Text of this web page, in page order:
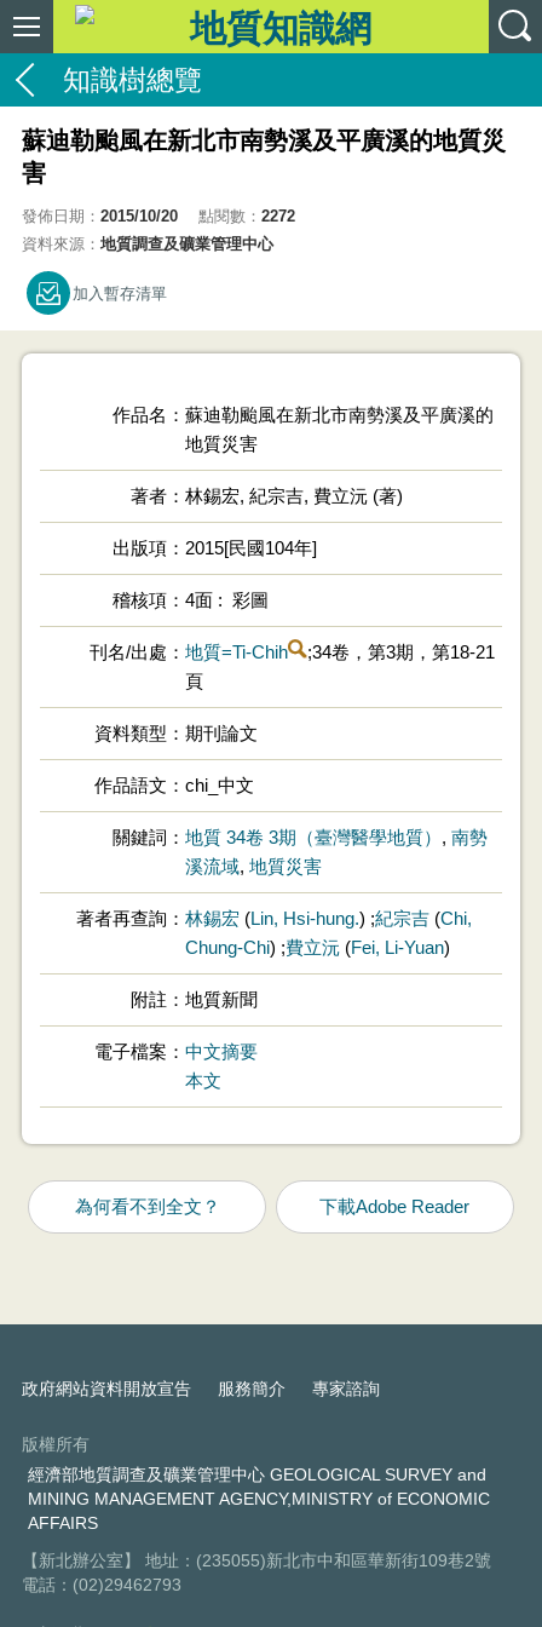
知識樹總覽
蘇迪勒颱風在新北市南勢溪及平廣溪的地質災
害
發佈日期： 2015/10/20 點閱數： 2272
資料來源： 地質調查及礦業管理中心
加入暫存清單
作品名
蘇迪勒颱風在新北市南勢溪及平廣溪的
地質災害
著者 林錫宏, 紀宗吉, 費立沅 (著)
出版項 2015[民國104年]
稽核項 4面 : 彩圖
刊名/出處 地質=Ti-Chih
;34卷，第3期，第18-21
頁
資料類型 期刊論文
作品語文 chi_中文
關鍵詞 地質 34卷 3期（臺灣醫學地質） , 南勢
溪流域, 地質災害
著者再查詢 林錫宏 (Lin, Hsi-hung.) ;紀宗吉 (Chi,
Chung-Chi) ;費立沅 (Fei, Li-Yuan)
附註 地質新聞
電子檔案
中文摘要
本文
為何看不到全文？ 下載Adobe Reader
政府網站資料開放宣告 服務簡介 專家諮詢
版權所有
經濟部地質調查及礦業管理中心 GEOLOGICAL SURVEY and
MINING MANAGEMENT AGENCY,MINISTRY of ECONOMIC
AFFAIRS
【新北辦公室】 地址：(235055)新北市中和區華新街109巷2號
電話：(02)29462793